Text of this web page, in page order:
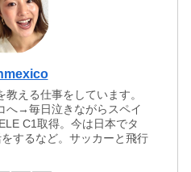
える仕事をしています。
へ→毎日泣きながらスペイ
C1取得。今は日本でタ
するなど。サッカーと飛行